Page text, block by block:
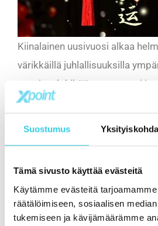
Suostumus
Tämä sivusto käyttää evästeitä
Käytämme evästeitä
räätälöimiseen, sosiaalisen
tukemiseen ja kävijämäärämme
Kiinalainen uusivuosi alkaa
värikkäillä juhlallisuuksilla
vuosi on lohikäärmeen vuosi ja
aina helmikuun loppupuolelle
Pyydämmekin nyt kaikkia
mahdolliset vaikutuksen
valmistumisaikailuihin ja
Toivotamme lohikäärmeen